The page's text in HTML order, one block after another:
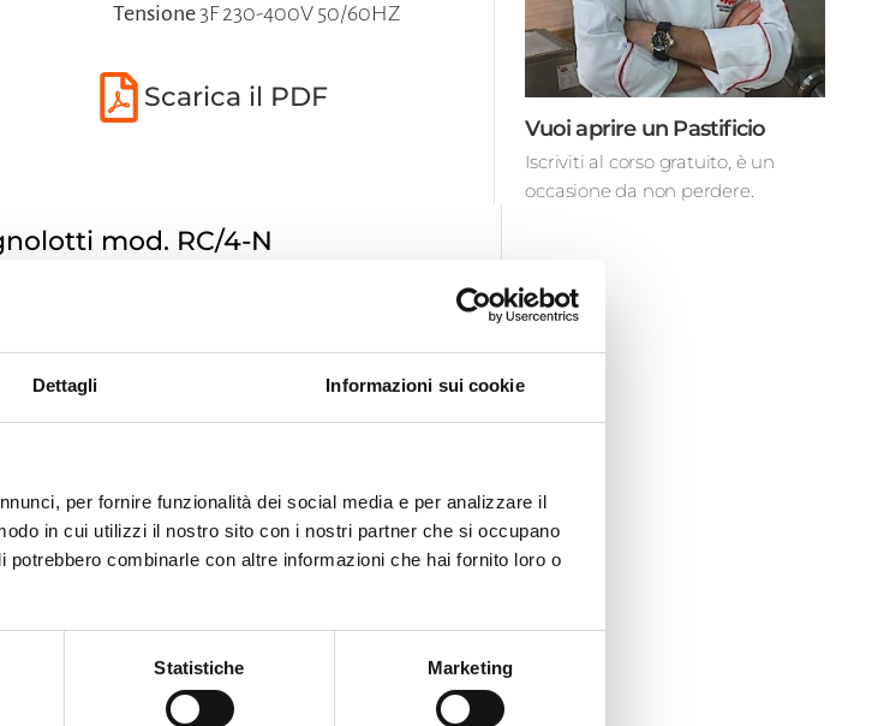
Dettagli Informazioni sui cookie
per fornire funzionalità dei social media e per analizzare il
in cui utilizzi il nostro sito con i nostri partner che si occupano
combinarle con altre informazioni che hai fornito loro o
Statistiche Marketing
Tensione3F 230-400V 50/60HZ
Scarica il PDF
Vuoi aprire un Pastificio
Iscriviti al corso gratuito, è un
occasione da non perdere.
mod. RC/4-N
formati a disposizione cambiando lo stampo.
120 kg/h
mm
Larghezza sfoglia262 mm
Potenza assorbita
1,2 kW